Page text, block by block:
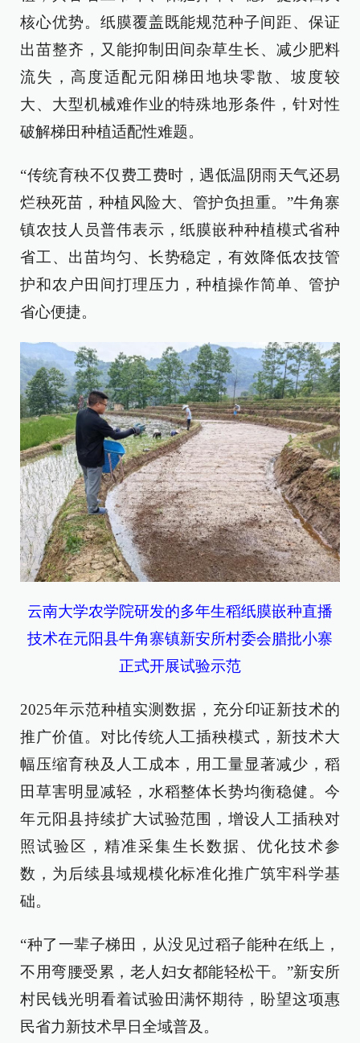
核心优势。纸膜覆盖既能规范种子间距、保证
出苗整齐，又能抑制田间杂草生长、减少肥料
流失，高度适配元阳梯田地块零散、坡度较
大、大型机械难作业的特殊地形条件，针对性
破解梯田种植适配性难题。
“传统育秧不仅费工费时，遇低温阴雨天气还易
烂秧死苗，种植风险大、管护负担重。”牛角寨
镇农技人员普伟表示，纸膜嵌种种植模式省种
省工、出苗均匀、长势稳定，有效降低农技管
护和农户田间打理压力，种植操作简单、管护
省心便捷。
云南大学农学院研发的多年生稻纸膜嵌种直播
技术在元阳县牛角寨镇新安所村委会腊批小寨
正式开展试验示范
2025年示范种植实测数据，充分印证新技术的
推广价值。对比传统人工插秧模式，新技术大
幅压缩育秧及人工成本，用工量显著减少，稻
田草害明显减轻，水稻整体长势均衡稳健。今
年元阳县持续扩大试验范围，增设人工插秧对
照试验区，精准采集生长数据、优化技术参
数，为后续县域规模化标准化推广筑牢科学基
础。
“种了一辈子梯田，从没见过稻子能种在纸上，
不用弯腰受累，老人妇女都能轻松干。”新安所
村民钱光明看着试验田满怀期待，盼望这项惠
民省力新技术早日全域普及。